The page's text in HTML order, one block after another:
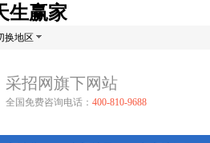
生赢家
换地区
采招网旗下网站
全国免费咨询电话： 400-810-9688